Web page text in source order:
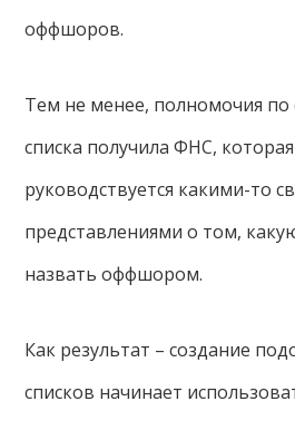
оффшоров.
Тем не менее, полномочия по
списка получила ФНС,
руководствуется какими-то
представлениями о том,
назвать оффшором.
Как результат – создание
списков начинает